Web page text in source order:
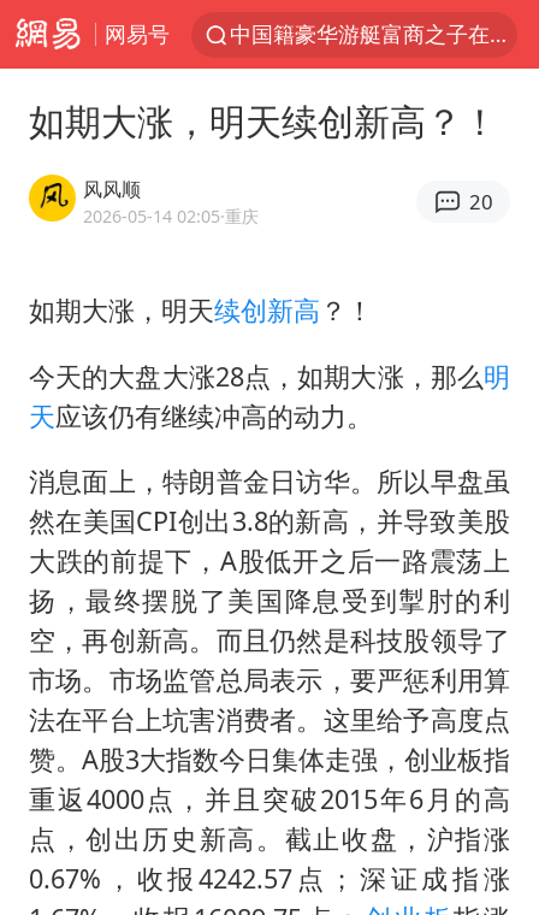
网易号
中国籍豪华游艇富商之子在泰国被杀
中国第1高楼阻尼器摆动明显
笔试第一被劝弃考涉事副校长被撤职
构建更高水平的全民健身公共服务体系
男子被沙蜇蜇伤5小时后呼吸困难
挡“张雪机车”民进党当局怕什么
灌溉水坝被隔成鱼塘 村民投诉20余年
奋力开创中国式现代化建设新局面
如期大涨，明天续创新高？！
风风顺
2026-05-14 02:05·重庆
20
如期大涨，明天续创新高 ？！
今天的大盘大涨28点，如期大涨，那么明
天应该仍有继续冲高的动力。
消息面上，特朗普金日访华。所以早盘虽
然在美国CPI创出3.8的新高，并导致美股
大跌的前提下，A股低开之后一路震荡上
扬，最终摆脱了美国降息受到掣肘的利
空，再创新高。而且仍然是科技股领导了
市场。市场监管总局表示，要严惩利用算
法在平台上坑害消费者。这里给予高度点
赞。A股3大指数今日集体走强，创业板指
重返4000点，并且突破2015年6月的高
点，创出历史新高。截止收盘，沪指涨
0.67%，收报4242.57点；深证成指涨